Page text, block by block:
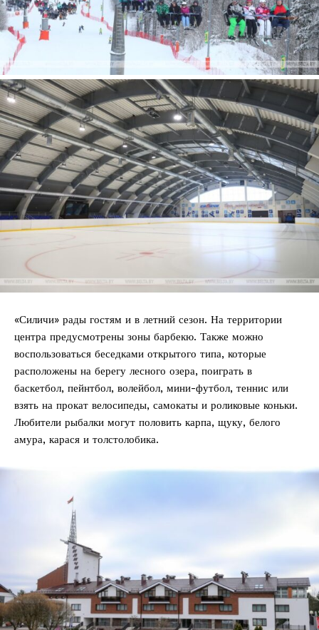
«Силичи» рады гостям и в летний сезон. На территории
центра предусмотрены зоны барбекю. Также можно
воспользоваться беседками открытого типа, которые
расположены на берегу лесного озера, поиграть в
баскетбол, пейнтбол, волейбол, мини-футбол, теннис или
взять на прокат велосипеды, самокаты и роликовые коньки.
Любители рыбалки могут половить карпа, щуку, белого
амура, карася и толстолобика.